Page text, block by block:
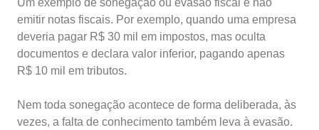
emitir notas fiscais. Por exemplo, quando uma empresa
deveria pagar R$ 30 mil em impostos, mas oculta
documentos e declara valor inferior, pagando apenas
R$ 10 mil em tributos.
Nem toda sonegação acontece de forma deliberada, às
vezes, a falta de conhecimento também leva à evasão.